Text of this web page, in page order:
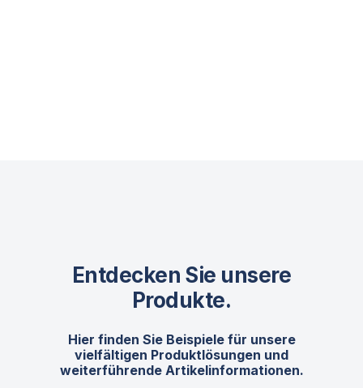
Entdecken Sie unsere
Produkte.
Hier finden Sie Beispiele für unsere
vielfältigen Produktlösungen und
weiterführende Artikelinformationen.